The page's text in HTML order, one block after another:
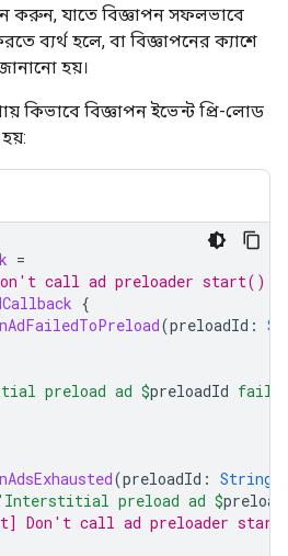
করুন, যাতে বিজ্ঞাপন সফলভাবে
ব্যর্থ হলে, বা বিজ্ঞাপনের ক্যাশে
হয়।
কিভাবে বিজ্ঞাপন ইভেন্ট প্রি-লোড
=
call ad preloader start()
{
(preloadId :
preload ad $preloadId
(preloadId : String
preload ad $
Don't call ad preloader